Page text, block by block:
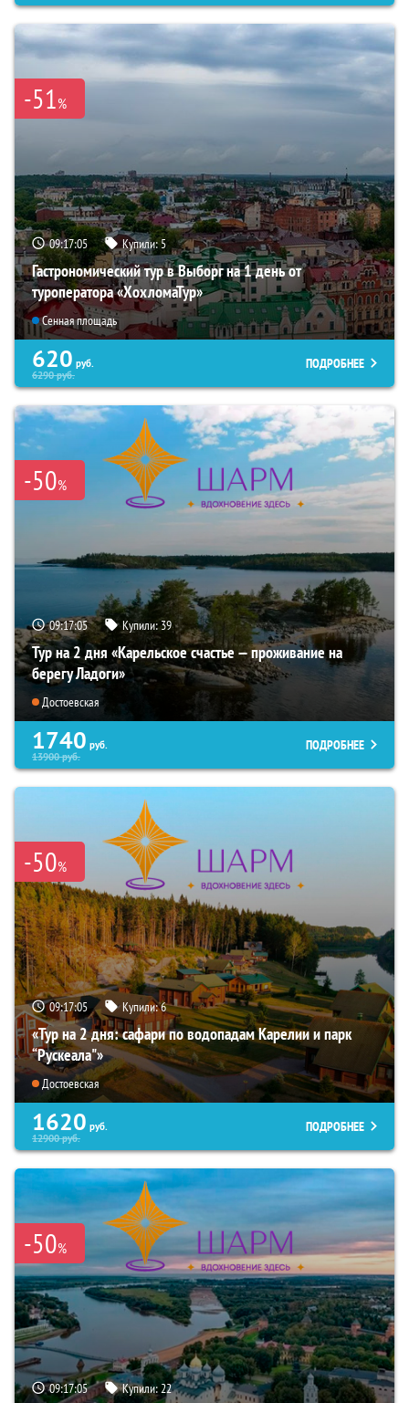
-51%
09:17:03 Купили:5
Гастрономический тур в Выборг на 1 день от
туроператора «ХохломаТур»
Сенная площадь
620 руб.
6290руб.
ПОДРОБНЕЕ
-50%
09:17:03 Купили:39
Тур на 2 дня «Карельское счастье — проживание на
берегу Ладоги»
Достоевская
1740 руб.
13900руб.
ПОДРОБНЕЕ
-50%
09:17:03 Купили:6
«Тур на 2 дня: сафари по водопадам Карелии и парк
“Рускеала"»
Достоевская
1620 руб.
12900руб.
ПОДРОБНЕЕ
-50%
09:17:03 Купили:22